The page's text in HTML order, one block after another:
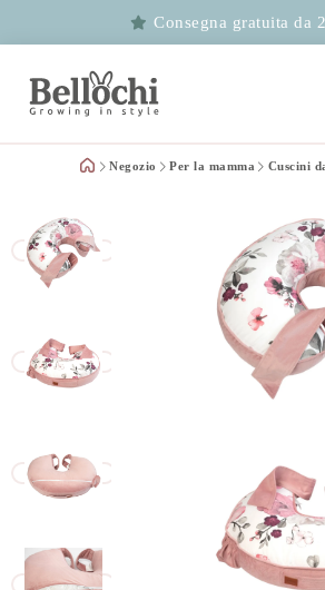
Consegna gratuita da
Negozio Per la mamma Cuscini